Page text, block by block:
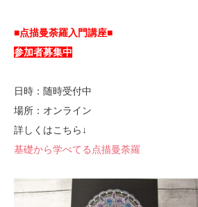
■点描曼荼羅入門講座■
参加者募集中
日時：随時受付中
場所：オンライン
詳しくはこちら↓
基礎から学べてる点描曼荼羅